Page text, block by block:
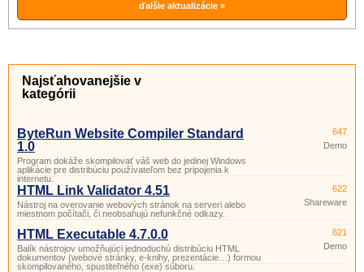
ďalšie aktualizácie »
Najsťahovanejšie v
kategórii
ByteRun Website Compiler Standard
1.0
Program dokáže skompilovať váš web do jedinej Windows
aplikácie pre distribúciu používateľom bez pripojenia k
internetu.
647
Demo
HTML Link Validator 4.51
Nástroj na overovanie webových stránok na serveri alebo
miestnom počítači, či neobsahujú nefunkčné odkazy.
622
Shareware
HTML Executable 4.7.0.0
Balík nástrojov umožňujúci jednoduchú distribúciu HTML
dokumentov (webové stránky, e-knihy, prezentácie…) formou
skompilovaného, ​​spustiteľného (exe) súboru.
621
Demo